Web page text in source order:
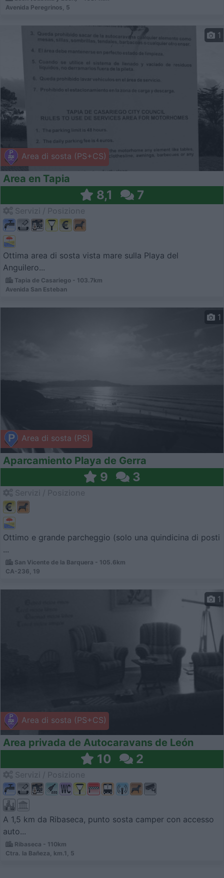
Avenida Peregrinos, 5
Area di sosta (PS+CS)
1
Area en Tapia
8,1 7
Ottima area di sosta vista mare sulla Playa del
Anguilero...
Tapia de Casariego - 103.7km
Avenida San Esteban
Area di sosta (PS)
1
Aparcamiento Playa de Gerra
9 3
Ottimo e grande parcheggio (solo una quindicina di posti
...
San Vicente de la Barquera - 105.6km
CA-236, 19
Area di sosta (PS+CS)
1
Area privada de Autocaravans de León
10 2
A 1,5 km da Ribaseca, punto sosta camper con accesso
auto...
Ribaseca - 110km
Ctra. la Bañeza, km.1, 5